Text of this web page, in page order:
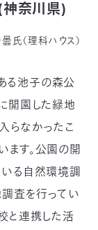
奈川県)
氏（理科ハウス）
る池子の森公
開園した緑地
らなかったこ
ます。公園の開
いる自然環境調
査を行ってい
と連携した活